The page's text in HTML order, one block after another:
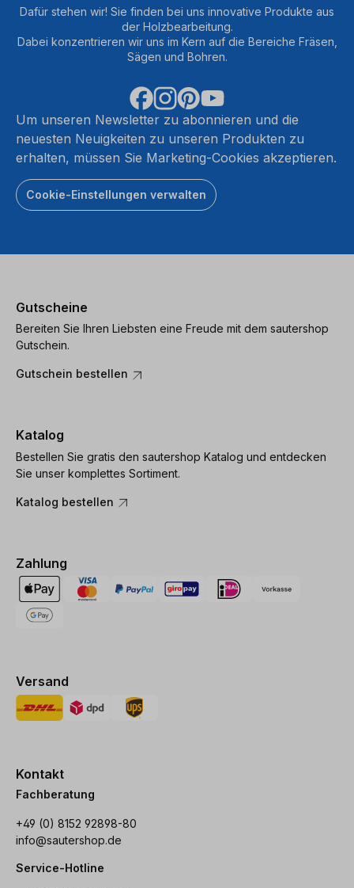
Dafür stehen wir! Sie finden bei uns innovative Produkte aus
der Holzbearbeitung.
Dabei konzentrieren wir uns im Kern auf die Bereiche Fräsen,
Sägen und Bohren.
Um unseren Newsletter zu abonnieren und die
neuesten Neuigkeiten zu unseren Produkten zu
erhalten, müssen Sie Marketing-Cookies akzeptieren.
Cookie-Einstellungen verwalten
Gutscheine
Bereiten Sie Ihren Liebsten eine Freude mit dem sautershop
Gutschein.
Gutschein bestellen
Katalog
Bestellen Sie gratis den sautershop Katalog und entdecken
Sie unser komplettes Sortiment.
Katalog bestellen
Zahlung
Versand
Kontakt
Fachberatung
+49 (0) 8152 92898-80
info@sautershop.de
Service-Hotline